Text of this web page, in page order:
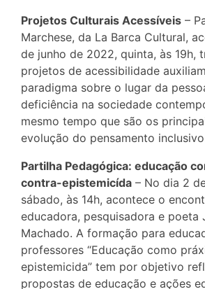
Projetos Culturais Acessíveis –
Marchese, da La Barca Cultural,
de junho de 2022, quinta, às 19h,
projetos de acessibilidade
paradigma sobre o lugar da
deficiência na sociedade
mesmo tempo que são os
evolução do pensamento
Partilha Pedagógica: educação
contra-epistemicída – No dia 2
sábado, às 14h, acontece o
educadora, pesquisadora e poeta
Machado. A formação para
professores “Educação como
epistemicida” tem por objetivo
propostas de educação e ações